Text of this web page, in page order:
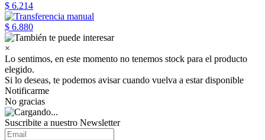
$ 6.214
$ 6.880
×
Lo sentimos, en este momento no tenemos stock para el producto
elegido.
Si lo deseas, te podemos avisar cuando vuelva a estar disponible
Notificarme
No gracias
Suscribite a nuestro Newsletter